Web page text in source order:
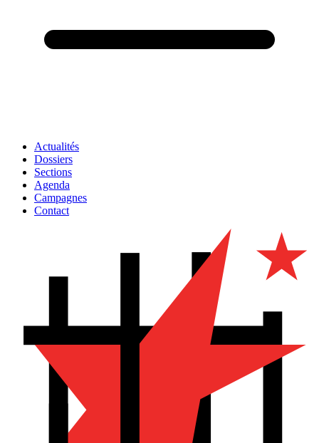
Actualités
Dossiers
Sections
Agenda
Campagnes
Contact